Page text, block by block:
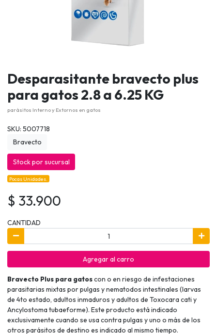
Desparasitante bravecto plus
para gatos 2.8 a 6.25 KG
parásitos Interno y Extornos en gatos
SKU: 5007718
Bravecto
Stock por sucursal
Pocas Unidades.
$ 33.900
CANTIDAD
Agregar al carro
Bravecto Plus para gatoscon o en riesgo de infestaciones
parasitarias mixtas por pulgas y nematodos intestinales (larvas
de 4to estado, adultos inmaduros y adultos de Toxocara cati y
Ancylostoma tubaeforme). Este producto está indicado
exclusivamente cuando se usa contra pulgas y uno o más de los
otros parásitos de destino es indicado al mismo tiempo.